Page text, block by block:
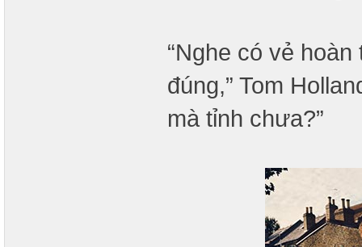
“Nghe có vẻ
đúng,” Tom
mà tỉnh chưa?”